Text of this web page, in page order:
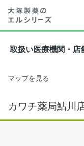
取扱い医療機関・店
マップを見る
カワチ薬局鮎川